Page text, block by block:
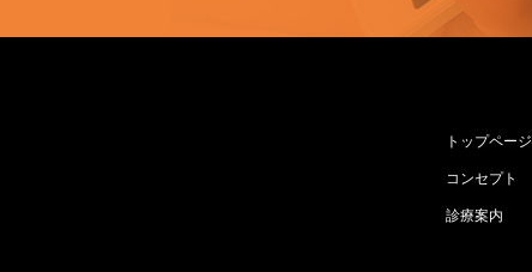
トップページ
コンセプト
診療案内